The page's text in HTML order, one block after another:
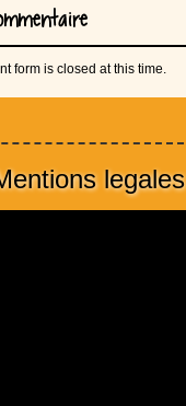
form is closed at this time.
legales